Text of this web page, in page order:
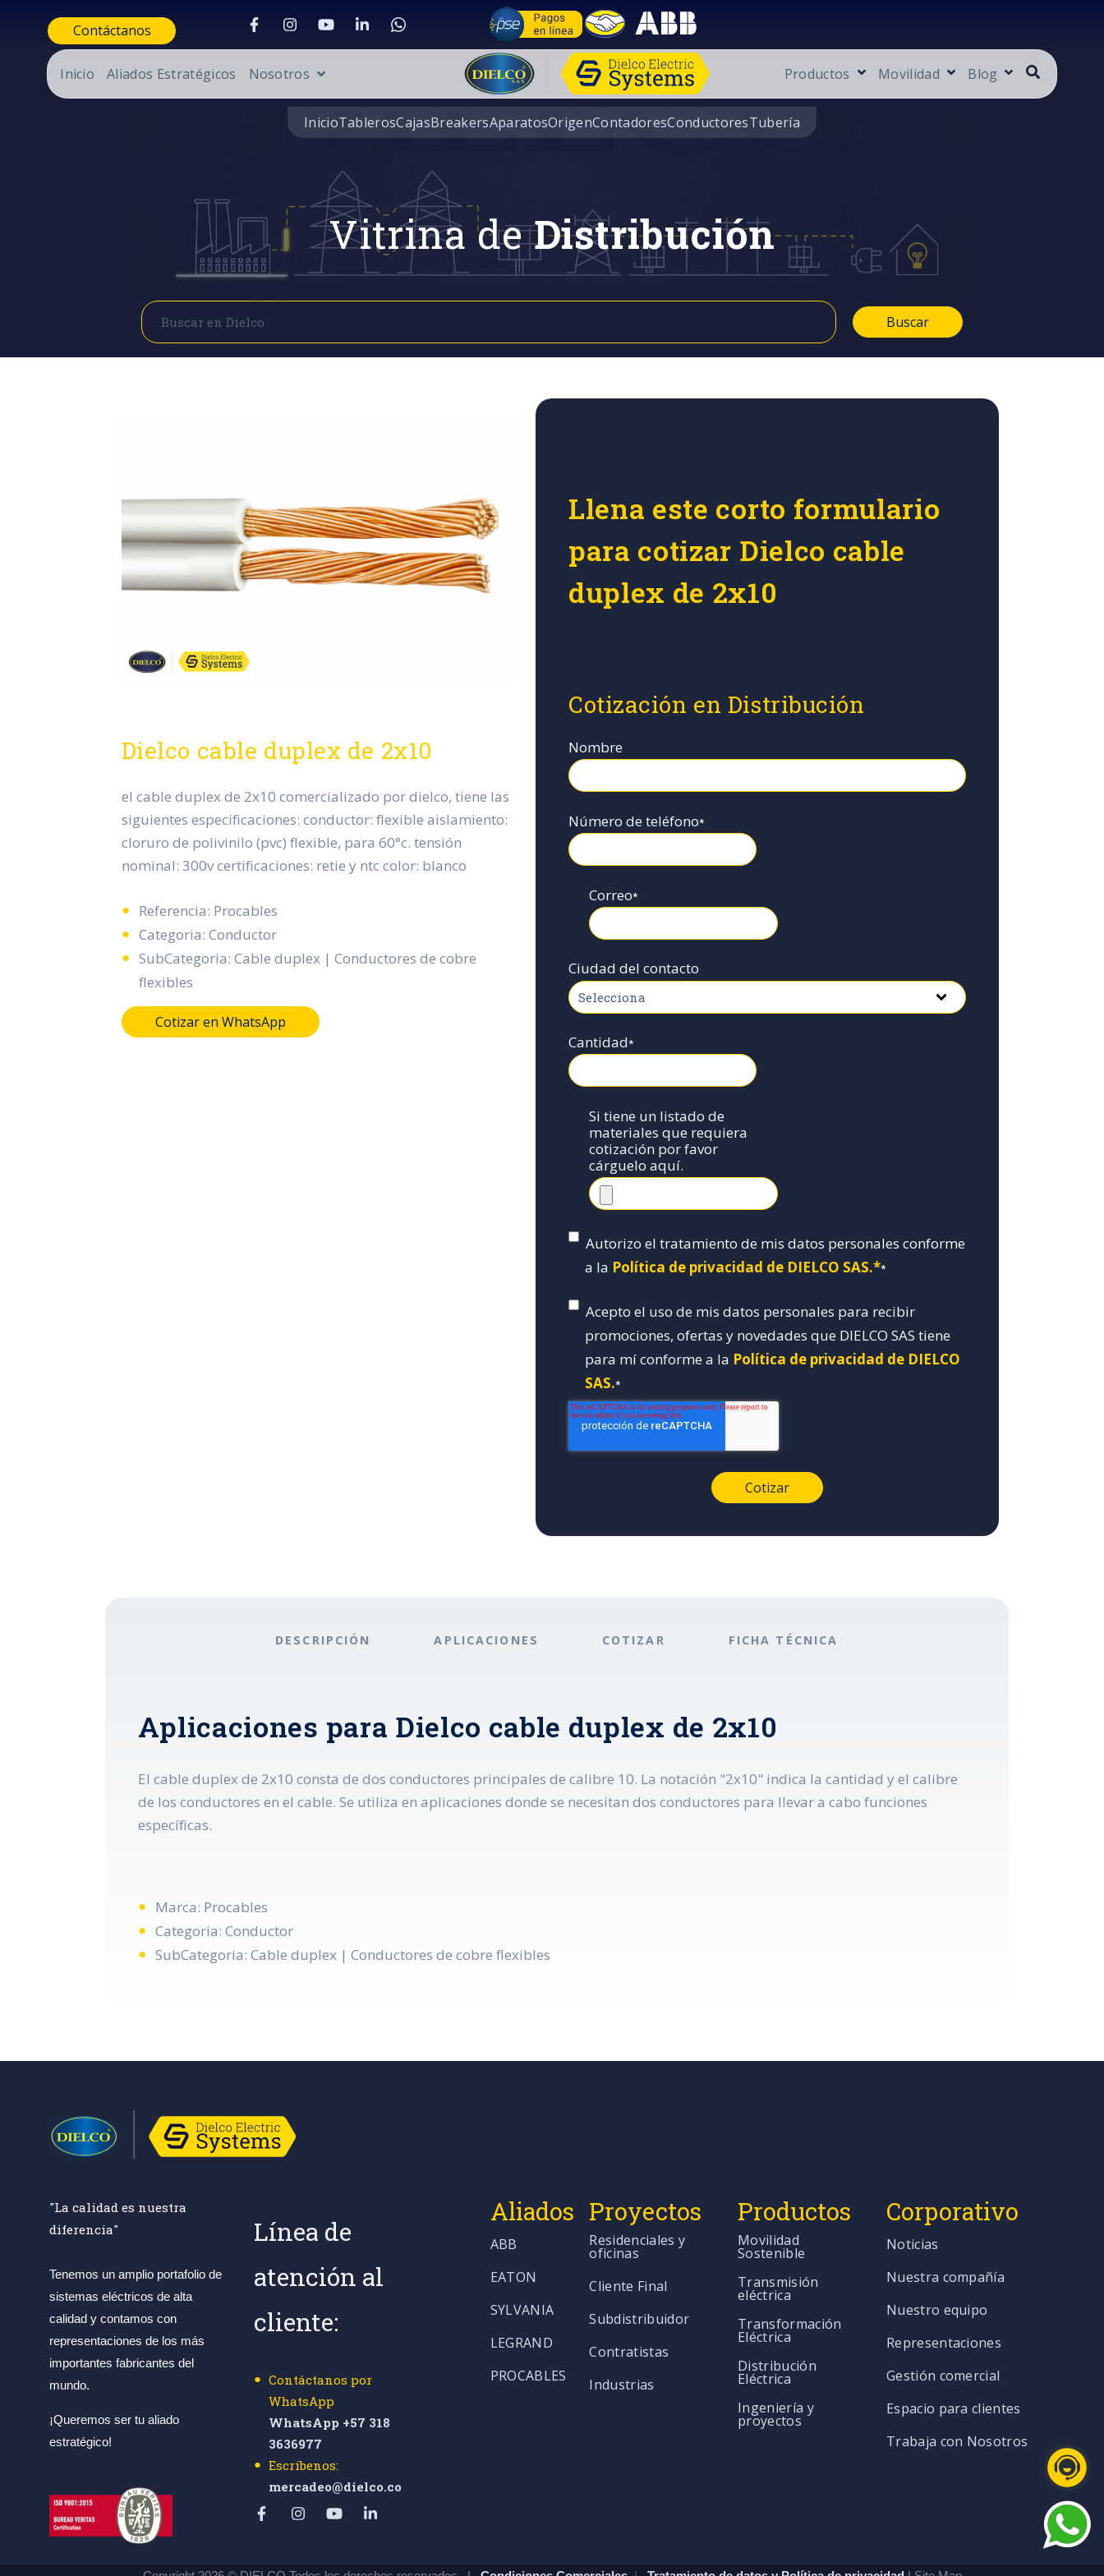
Contáctanos
Inicio Aliados Estratégicos Nosotros Productos Movilidad Blog
InicioTablerosCajasBreakersAparatosOrigenContadoresConductoresTubería
Vitrina deDistribución
Buscar
Buscar
Dielco cable duplex de 2x10
el cable duplex de 2x10 comercializado por dielco, tiene las
siguientes especificaciones: conductor: flexible aislamiento:
cloruro de polivinilo (pvc) flexible, para 60°c. tensión
nominal: 300v certificaciones: retie y ntc color: blanco
Referencia: Procables
Categoria: Conductor
SubCategoria: Cable duplex | Conductores de cobre
flexibles
Cotizar en WhatsApp
Llena este corto formulario
para cotizar Dielco cable
duplex de 2x10
Cotización en Distribución
Nombre
Número de teléfono*
Correo*
Ciudad del contacto
Cantidad*
Si tiene un listado de
materiales que requiera
cotización por favor
cárguelo aquí.
Autorizo el tratamiento de mis datos personales conforme
a la Política de privacidad de DIELCO SAS.**
Acepto el uso de mis datos personales para recibir
promociones, ofertas y novedades que DIELCO SAS tiene
para mí conforme a la Política de privacidad de DIELCO
SAS.*
DESCRIPCIÓN APLICACIONES COTIZAR FICHA TÉCNICA
Aplicaciones para Dielco cable duplex de 2x10
El cable duplex de 2x10 consta de dos conductores principales de calibre 10. La notación "2x10" indica la cantidad y el calibre
de los conductores en el cable. Se utiliza en aplicaciones donde se necesitan dos conductores para llevar a cabo funciones
específicas.
Marca: Procables
Categoria: Conductor
SubCategoria: Cable duplex | Conductores de cobre flexibles
"La calidad es nuestra
diferencia"
Tenemos un amplio portafolio de
sistemas eléctricos de alta
calidad y contamos con
representaciones de los más
importantes fabricantes del
mundo.
¡Queremos ser tu aliado
estratégico!
Línea de
atención al
cliente:
Contáctanos por
WhatsApp
WhatsApp +57 318
3636977
Escríbenos:
mercadeo@dielco.co
Aliados
ABB
EATON
SYLVANIA
LEGRAND
PROCABLES
Proyectos
Residenciales y
oficinas
Cliente Final
Subdistribuidor
Contratistas
Industrias
Productos
Movilidad
Sostenible
Transmisión
eléctrica
Transformación
Eléctrica
Distribución
Eléctrica
Ingeniería y
proyectos
Corporativo
Noticias
Nuestra compañía
Nuestro equipo
Representaciones
Gestión comercial
Espacio para clientes
Trabaja con Nosotros